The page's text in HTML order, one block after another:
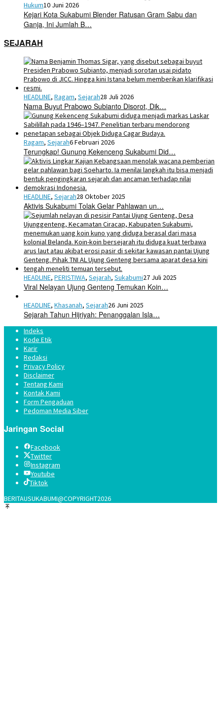
Hukum10 Juni 2026
Kejari Kota Sukabumi Blender Ratusan Gram Sabu dan
Ganja, Ini Jumlah B…
SEJARAH
HEADLINE, Ragam, Sejarah28 Juli 2026
Nama Buyut Prabowo Subianto Disorot, Dik…
Ragam, Sejarah6 Februari 2026
Terungkap! Gunung Kekenceng Sukabumi Did…
HEADLINE, Sejarah28 Oktober 2025
Aktivis Sukabumi Tolak Gelar Pahlawan un…
HEADLINE, PERISTIWA, Sejarah, Sukabumi27 Juli 2025
Viral Nelayan Ujung Genteng Temukan Koin…
HEADLINE, Khasanah, Sejarah26 Juni 2025
Sejarah Tahun Hijriyah: Penanggalan Isla…
Indeks
Kode Etik
Karir
Redaksi
Privacy Policy
Disclaimer
Tentang Kami
Kontak Kami
Form Pengaduan
Pedoman Media Siber
Jaringan Social
Facebook
Twitter
Instagram
Youtube
Tiktok
BERITAUSUKABUMI@COPYRIGHT2026